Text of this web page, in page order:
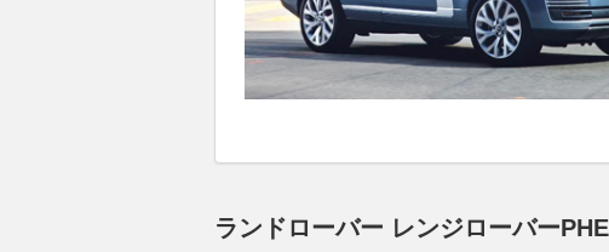
ランドローバー レンジローバー